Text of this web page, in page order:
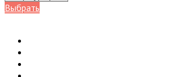
Выбрать